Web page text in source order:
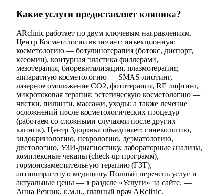
Какие услуги предоставляет клиника?
ARclinic работает по двум ключевым направлениям.
Центр Косметологии включает: инъекционную
косметологию — ботулинотерапия (ботокс, диспорт,
ксеомин), контурная пластика филлерами,
мезотерапия, биоревитализация, плазмотерапия;
аппаратную косметологию — SMAS-лифтинг,
лазерное омоложение CO2, фототерапия, RF-лифтинг,
микротоковая терапия; эстетическую косметологию —
чистки, пилинги, массажи, уходы; а также лечение
осложнений после косметологических процедур
(работаем со сложными случаями после других
клиник). Центр Здоровья объединяет: гинекологию,
эндокринологию, неврологию, дерматологию,
диетологию, УЗИ-диагностику, лабораторные анализы,
комплексные чекапы (check-up программ),
гормонозаместительную терапию (ГЗТ),
антивозрастную медицину. Полный перечень услуг и
актуальные цены — в разделе «Услуги» на сайте. —
Анна Резник, к.м.н., главный врач ARclinic.